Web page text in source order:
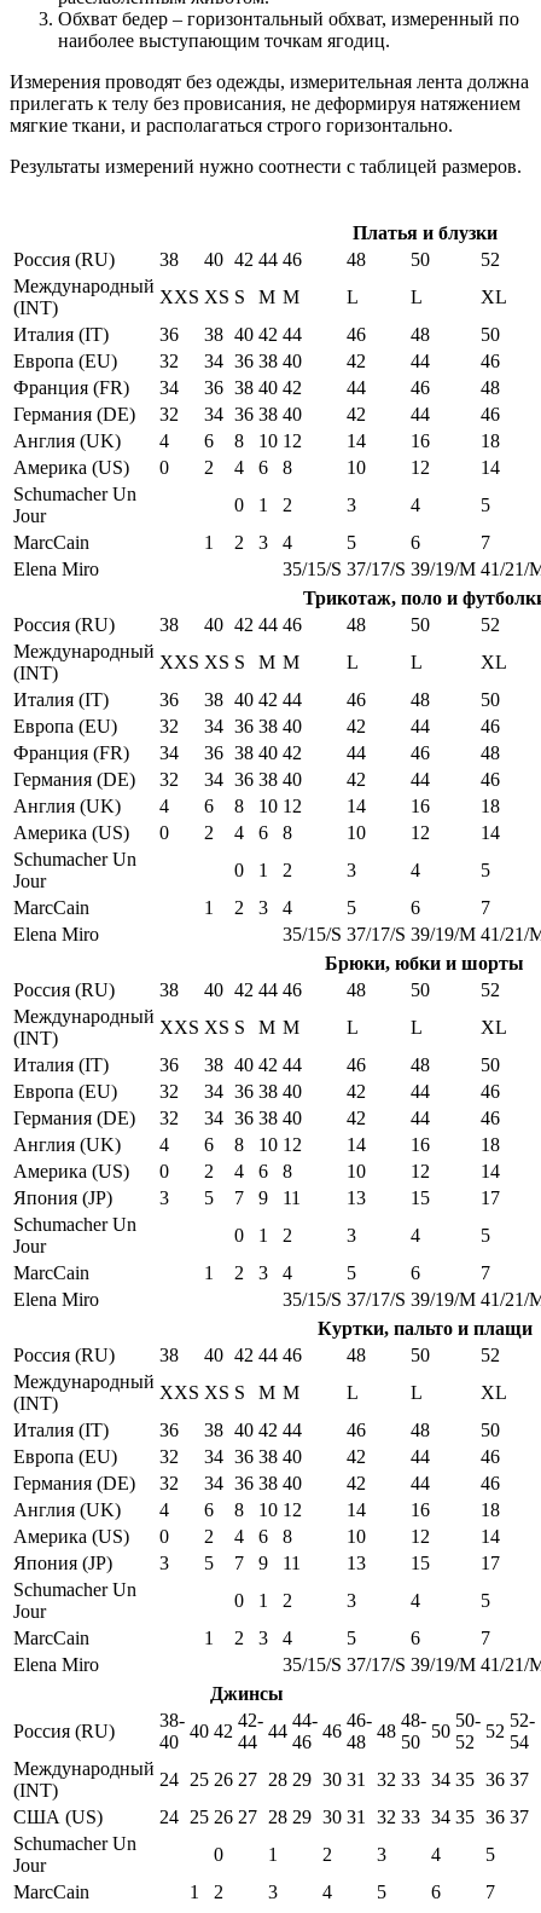
Обхват бедер – горизонтальный обхват, измеренный по
наиболее выступающим точкам ягодиц.
Измерения проводят без одежды, измерительная лента должна
прилегать к телу без провисания, не деформируя натяжением
мягкие ткани, и располагаться строго горизонтально.
Результаты измерений нужно соотнести с таблицей размеров.
Платья и блузки
Россия (RU)
38 40 42 44 46 48 50
52
Международный
(INT)
XXS XS S M M L L
XL
Италия (IT)
36 38 40 42 44 46 48
50
Европа (EU)
32 34 36 38 40 42 44
46
Франция (FR)
34 36 38 40 42 44 46
48
Германия (DE)
32 34 36 38 40 42 44
46
Англия (UK)
4 6 8 10 12 14 16
18
Америка (US)
0 2 4 6 8 10 12
14
Schumacher Un
Jour
0 1 2 3 4
5
MarcCain
1 2 3 4 5 6
7
Elena Miro
35/15/S 37/17/S 39/19/M 41/21/
Трикотаж, поло и
Россия (RU)
38 40 42 44 46 48 50
52
Международный
(INT)
XXS XS S M M L L
XL
Италия (IT)
36 38 40 42 44 46 48
50
Европа (EU)
32 34 36 38 40 42 44
46
Франция (FR)
34 36 38 40 42 44 46
48
Германия (DE)
32 34 36 38 40 42 44
46
Англия (UK)
4 6 8 10 12 14 16
18
Америка (US)
0 2 4 6 8 10 12
14
Schumacher Un
Jour
0 1 2 3 4
5
MarcCain
1 2 3 4 5 6
7
Elena Miro
35/15/S 37/17/S 39/19/M 41/21/
Брюки, юбки и шорты
Россия (RU)
38 40 42 44 46 48 50
52
Международный
(INT)
XXS XS S M M L L
XL
Италия (IT)
36 38 40 42 44 46 48
50
Европа (EU)
32 34 36 38 40 42 44
46
Германия (DE)
32 34 36 38 40 42 44
46
Англия (UK)
4 6 8 10 12 14 16
18
Америка (US)
0 2 4 6 8 10 12
14
Япония (JP)
3 5 7 9 11 13 15
17
Schumacher Un
Jour
0 1 2 3 4
5
MarcCain
1 2 3 4 5 6
7
Elena Miro
35/15/S 37/17/S 39/19/M 41/21/
Куртки, пальто и плащи
Россия (RU)
38 40 42 44 46 48 50
52
Международный
(INT)
XXS XS S M M L L
XL
Италия (IT)
36 38 40 42 44 46 48
50
Европа (EU)
32 34 36 38 40 42 44
46
Германия (DE)
32 34 36 38 40 42 44
46
Англия (UK)
4 6 8 10 12 14 16
18
Америка (US)
0 2 4 6 8 10 12
14
Япония (JP)
3 5 7 9 11 13 15
17
Schumacher Un
Jour
0 1 2 3 4
5
MarcCain
1 2 3 4 5 6
7
Elena Miro
35/15/S 37/17/S 39/19/M 41/21/
Джинсы
Россия (RU)
38-
40
40 42
42-
44
44
44-
46
46
46-
48
48
48-
50
50
50-
52
52
52-
54
Международный
(INT)
24 25 26 27 28 29 30 31 32 33 34 35 36 37
США (US)
24 25 26 27 28 29 30 31 32 33 34 35 36 37
Schumacher Un
Jour
0 1 2 3 4
5
MarcCain
1 2 3 4 5 6 7